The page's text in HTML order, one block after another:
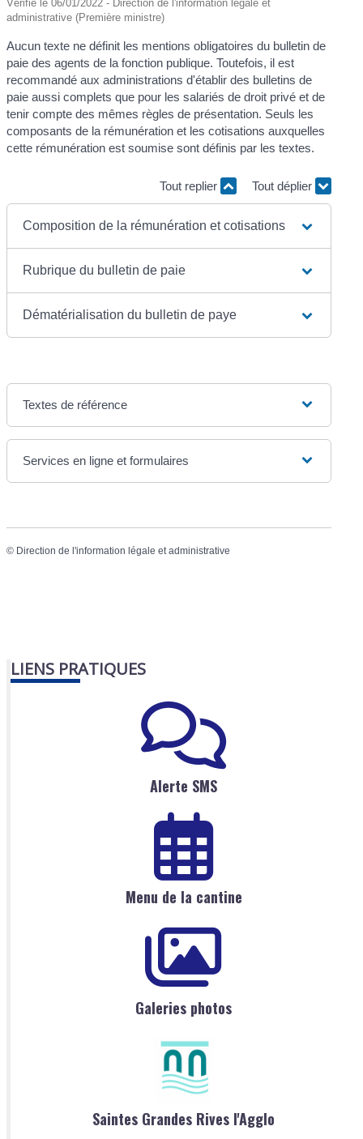
Vérifié le 06/01/2022 - Direction de l'information légale et
administrative (Première ministre)
Aucun texte ne définit les mentions obligatoires du bulletin de
paie des agents de la fonction publique. Toutefois, il est
recommandé aux administrations d'établir des bulletins de
paie aussi complets que pour les salariés de droit privé et de
tenir compte des mêmes règles de présentation. Seuls les
composants de la rémunération et les cotisations auxquelles
cette rémunération est soumise sont définis par les textes.
Tout replier Tout déplier
Composition de la rémunération et cotisations
Rubrique du bulletin de paie
Dématérialisation du bulletin de paye
Textes de référence
Services en ligne et formulaires
© Direction de l'information légale et administrative
LIENS PRATIQUES
Alerte SMS
Menu de la cantine
Galeries photos
Saintes Grandes Rives l'Agglo